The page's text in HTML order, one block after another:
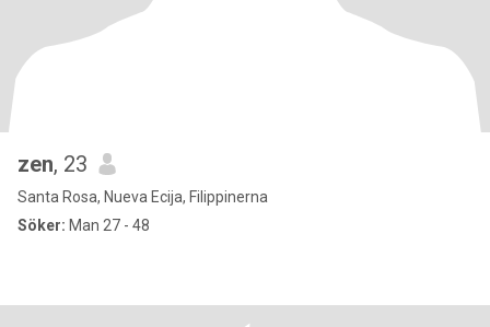
zen, 23
Santa Rosa, Nueva Ecija, Filippinerna
Söker: Man 27 - 48